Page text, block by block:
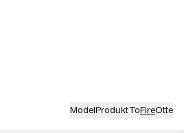
ModelProduktToFireOtte